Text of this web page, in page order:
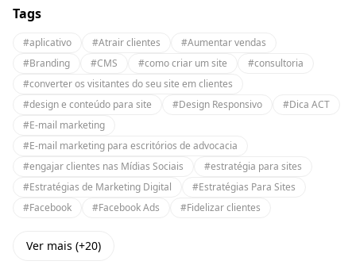
Tags
#aplicativo #Atrair clientes
#Aumentar vendas
#Branding
#CMS #como criar um site
#consultoria
#converter os visitantes do seu site em clientes
#design e conteúdo para site
#Design Responsivo
#Dica ACT
#E-mail marketing
#E-mail marketing para escritórios de advocacia
#engajar clientes nas Mídias Sociais
#estratégia para sites
#Estratégias de Marketing Digital
#Estratégias Para Sites
#Facebook
#Facebook Ads #Fidelizar clientes
Ver mais (+20)